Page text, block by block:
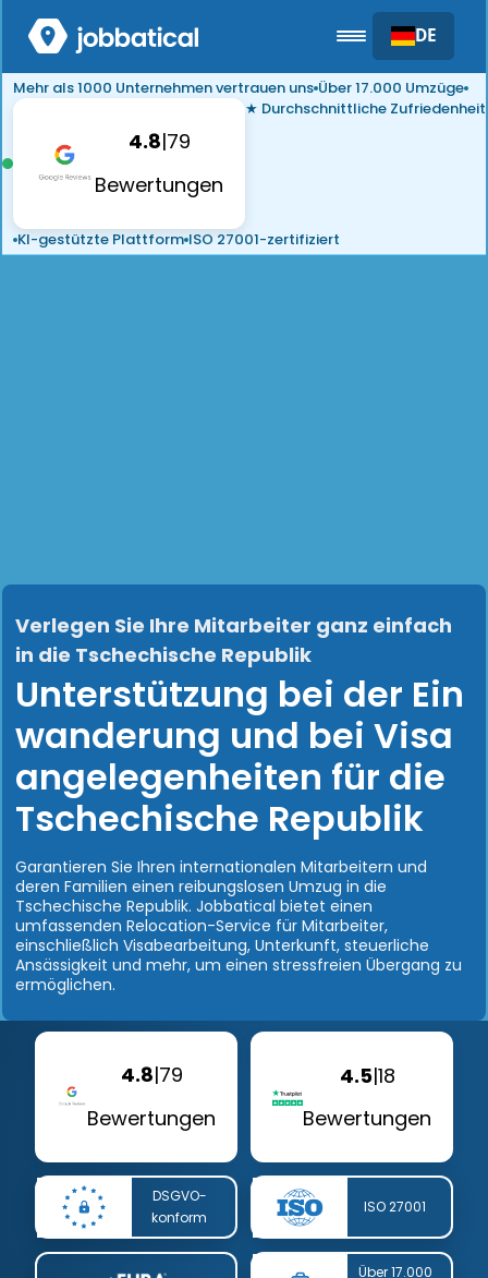
DE
Mehr als 1000 Unternehmen vertrauen uns Über 17.000 Umzüge
4.8|79
Bewertungen
★ Durchschnittliche Zufriedenheit
KI-gestützte Plattform ISO 27001-zertifiziert
Verlegen Sie Ihre Mitarbeiter ganz einfach
in die Tschechische Republik
Unterstützung bei der Ein
wanderung und bei Visa
angelegenheiten für die
Tschechische Republik
Garantieren Sie Ihren internationalen Mitarbeitern und
deren Familien einen reibungslosen Umzug in die
Tschechische Republik. Jobbatical bietet einen
umfassenden Relocation-Service für Mitarbeiter,
einschließlich Visabearbeitung, Unterkunft, steuerliche
Ansässigkeit und mehr, um einen stressfreien Übergang zu
ermöglichen.
4.8|79
Bewertungen
4.5|18
Bewertungen
DSGVO-
konform
ISO 27001
Über 17.000